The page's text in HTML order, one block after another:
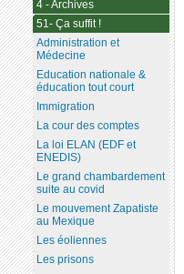
4 - Archives
51- Ça suffit !
Administration et
Médecine
Education nationale &
éducation tout court
Immigration
La cour des comptes
La loi ELAN (EDF et
ENEDIS)
Le grand chambardement
suite au covid
Le mouvement Zapatiste
au Mexique
Les éoliennes
Les prisons